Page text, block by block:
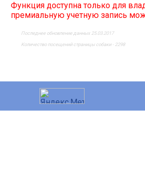
Функция доступна только для
премиальную учетную запись
Последнее обновление данных 25.03.2017
Количество посещений страницы собаки - 2298